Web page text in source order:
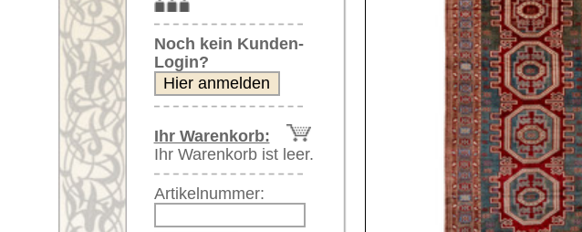
Moderne Teppiche
Orientteppiche
Unifarben/ungemustert
Seidenteppiche
Große Teppiche
(über 300x200 cm)
Sehr große XL Teppiche
(über 400x200 cm)
Riesige XXL Teppiche
(über 600x200 cm)
Läufer / Galerien
Runde & ovale Teppiche
Antike Teppiche
Weitere größere Bilder (öffnen sich in neuem Fenster)
Bitte klicken Sie auf die kleinen Bilder weiter unten für Bilder in
Hauptbild Bild Nr. 4 Bild